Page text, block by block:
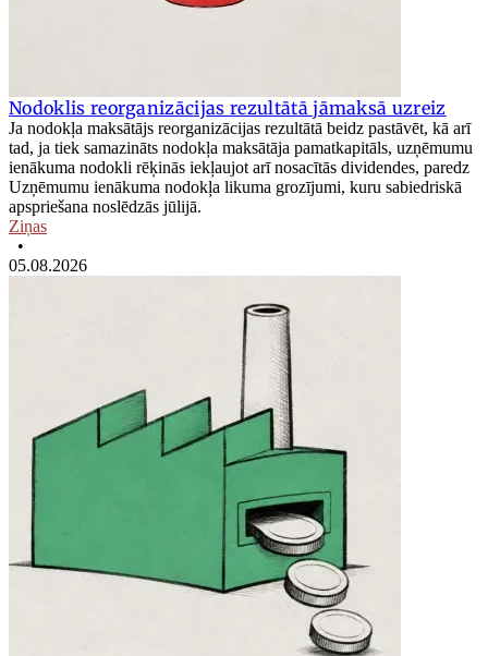
Nodoklis reorganizācijas rezultātā jāmaksā uzreiz
Ja nodokļa maksātājs reorganizācijas rezultātā beidz pastāvēt, kā arī
tad, ja tiek samazināts nodokļa maksātāja pamatkapitāls, uzņēmumu
ienākuma nodokli rēķinās iekļaujot arī nosacītās dividendes, paredz
Uzņēmumu ienākuma nodokļa likuma grozījumi, kuru sabiedriskā
apspriešana noslēdzās jūlijā.
Ziņas
•
05.08.2026